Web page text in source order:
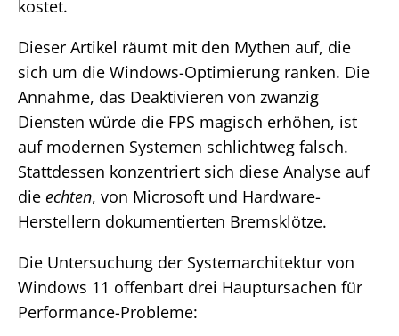
kostet.
Dieser Artikel räumt mit den Mythen auf, die
sich um die Windows-Optimierung ranken. Die
Annahme, das Deaktivieren von zwanzig
Diensten würde die FPS magisch erhöhen, ist
auf modernen Systemen schlichtweg falsch.
Stattdessen konzentriert sich diese Analyse auf
die echten, von Microsoft und Hardware-
Herstellern dokumentierten Bremsklötze.
Die Untersuchung der Systemarchitektur von
Windows 11 offenbart drei Hauptursachen für
Performance-Probleme: